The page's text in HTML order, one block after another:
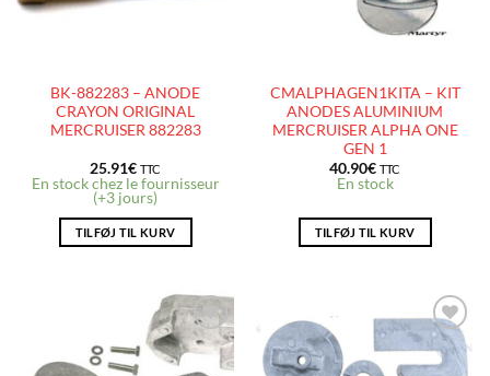
BK-882283 – ANODE
CRAYON ORIGINAL
MERCRUISER 882283
25.91€ TTC
En stock chez le fournisseur
(+3 jours)
TILFØJ TIL KURV
CMALPHAGEN1KITA – KIT
ANODES ALUMINIUM
MERCRUISER ALPHA ONE
GEN 1
40.90€ TTC
En stock
TILFØJ TIL KURV
AJOUTER
À LA
AJOUTER
À LA